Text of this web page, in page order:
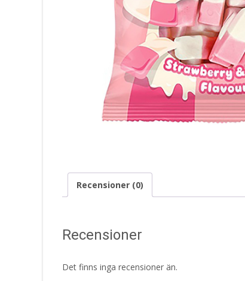
Recensioner (0)
Recensioner
Det finns inga recensioner än.